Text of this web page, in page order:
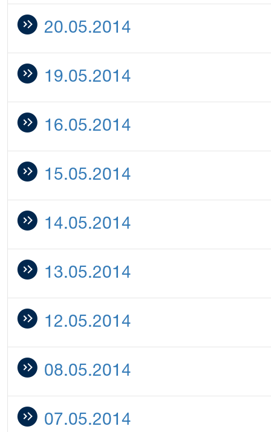
20.05.2014
19.05.2014
16.05.2014
15.05.2014
14.05.2014
13.05.2014
12.05.2014
08.05.2014
07.05.2014